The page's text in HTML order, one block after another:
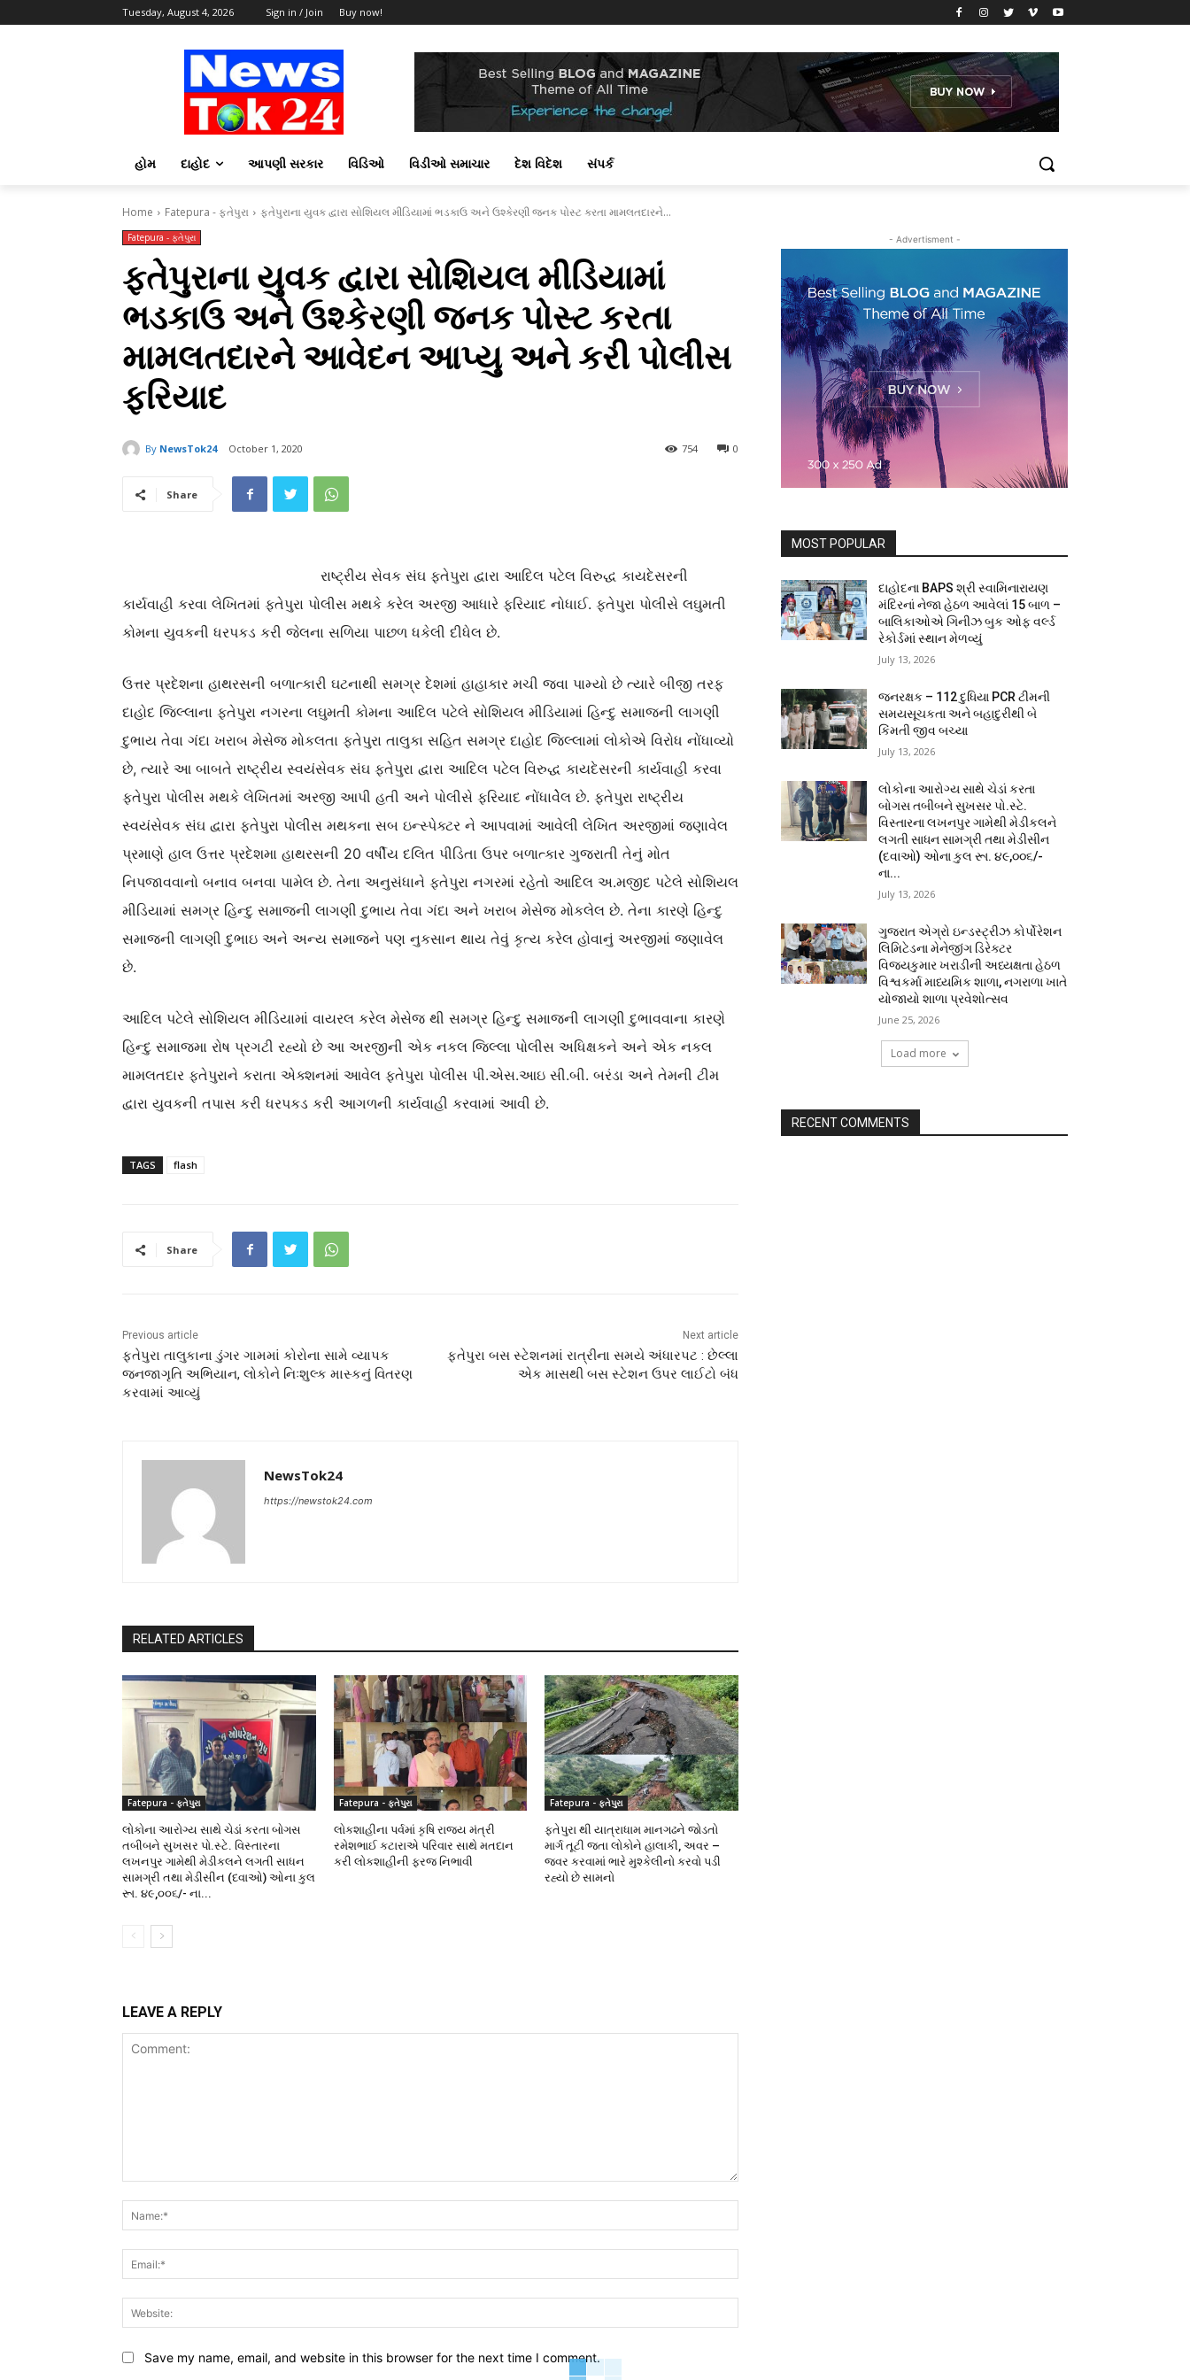
Tuesday, August 4, 2026 Sign in / Join Buy now!
હોમ દાહોદ આપણી સરકાર વિડિઓ વિડીઓ સમાચાર દેશ વિદેશ સંપર્ક
Home Fatepura - ફતેપુરા ફતેપુરાના યુવક દ્વારા સોશિયલ મીડિયામાં ભડકાઉ અને ઉશ્કેરણી જનક પોસ્ટ કરતા મામલતદારને...
Fatepura - ફતેપુરા
ફતેપુરાના યુવક દ્વારા સોશિયલ મીડિયામાં
ભડકાઉ અને ઉશ્કેરણી જનક પોસ્ટ કરતા
મામલતદારને આવેદન આપ્યુ અને કરી પોલીસ
ફરિયાદ
By NewsTok24 October 1, 2020 0
754
Share
રાષ્ટ્રીય સેવક સંઘ ફતેપુરા દ્વારા આદિલ પટેલ વિરુદ્ધ કાયદેસરની
કાર્યવાહી કરવા લેખિતમાં ફતેપુરા પોલીસ મથકે કરેલ અરજી આધારે ફરિયાદ નોધાઈ. ફતેપુરા પોલીસે લઘુમતી
કોમના યુવકની ધરપકડ કરી જેલના સળિયા પાછળ ધકેલી દીધેલ છે.
ઉત્તર પ્રદેશના હાથરસની બળાત્કારી ઘટનાથી સમગ્ર દેશમાં હાહાકાર મચી જવા પામ્યો છે ત્યારે બીજી તરફ
દાહોદ જિલ્લાના ફતેપુરા નગરના લઘુમતી કોમના આદિલ પટેલે સોશિયલ મીડિયામાં હિન્દુ સમાજની લાગણી
દુભાય તેવા ગંદા ખરાબ મેસેજ મોકલતા ફતેપુરા તાલુકા સહિત સમગ્ર દાહોદ જિલ્લામાં લોકોએ વિરોધ નોંધાવ્યો
છે, ત્યારે આ બાબતે રાષ્ટ્રીય સ્વયંસેવક સંઘ ફતેપુરા દ્વારા આદિલ પટેલ વિરુદ્ધ કાયદેસરની કાર્યવાહી કરવા
ફતેપુરા પોલીસ મથકે લેખિતમાં અરજી આપી હતી અને પોલીસે ફરિયાદ નોંધાવેેેલ છે. ફતેપુરા રાષ્ટ્રીય
સ્વયંસેવક સંઘ દ્વારા ફતેપુરા પોલીસ મથકના સબ ઇન્સ્પેક્ટર ને આપવામાં આવેલી લેખિત અરજીમાં જણાવેલ
પ્રમાણે હાલ ઉત્તર પ્રદેશમા હાથરસની 20 વર્ષીય દલિત પીડિતા ઉપર બળાત્કાર ગુજરાતી તેનું મોત
નિપજાવવાનો બનાવ બનવા પામેલ છે. તેના અનુસંધાને ફતેપુરા નગરમાં રહેતો આદિલ અ.મજીદ પટેલે સોશિયલ
મીડિયામાં સમગ્ર હિન્દુ સમાજની લાગણી દુભાય તેવા ગંદા અને ખરાબ મેસેજ મોકલેલ છે. તેના કારણે હિન્દુ
સમાજની લાગણી દુભાઇ અને અન્ય સમાજને પણ નુકસાન થાય તેવું કૃત્ય કરેલ હોવાનું અરજીમાં જણાવેલ
છે.
આદિલ પટેલે સોશિયલ મીડિયામાં વાયરલ કરેલ મેસેજ થી સમગ્ર હિન્દુ સમાજની લાગણી દુભાવવાના કારણે
હિન્દુ સમાજમા રોષ પ્રગટી રહ્યો છે આ અરજીની એક નકલ જિલ્લા પોલીસ અધિક્ષકને અને એક નકલ
મામલતદાર ફતેપુરાને કરાતા એક્શનમાં આવેલ ફતેપુરા પોલીસ પી.એસ.આઇ સી.બી. બરંડા અને તેમની ટીમ
દ્વારા યુવકની તપાસ કરી ધરપકડ કરી આગળની કાર્યવાહી કરવામાં આવી છે.
TAGS flash
Share
Previous article
ફતેપુરા તાલુકાના ડુંગર ગામમાં કોરોના સામે વ્યાપક
જનજાગૃતિ અભિયાન, લોકોને નિઃશુલ્ક માસ્કનું વિતરણ
કરવામાં આવ્યું
Next article
ફતેપુરા બસ સ્ટેશનમાં રાત્રીના સમયે અંધારપટ : છેલ્લા
એક માસથી બસ સ્ટેશન ઉપર લાઈટો બંધ
NewsTok24
https://newstok24.com
RELATED ARTICLES
Fatepura - ફતેપુરા
લોકોના આરોગ્ય સાથે ચેડાં કરતા બોગસ
તબીબને સુખસર પો.સ્ટે. વિસ્તારના
લખનપુર ગામેથી મેડીકલને લગતી સાધન
સામગ્રી તથા મેડીસીન (દવાઓ) ઓના કુલ
રૂા. ૪૯,૦૦૬/- ના...
Fatepura - ફતેપુરા
લોકશાહીના પર્વમાં કૃષિ રાજ્ય મંત્રી
રમેશભાઈ કટારાએ પરિવાર સાથે મતદાન
કરી લોકશાહીની ફરજ નિભાવી
Fatepura - ફતેપુરા
ફતેપુરા થી યાત્રાધામ માનગઢને જોડતો
માર્ગ તૂટી જતા લોકોને હાલાકી, અવર –
જવર કરવામાં ભારે મુશ્કેલીનો કરવો પડી
રહ્યો છે સામનો
LEAVE A REPLY
Save my name, email, and website in this browser for the next time I comment.
- Advertisment -
MOST POPULAR
દાહોદના BAPS શ્રી સ્વામિનારાયણ
મંદિરનાં નેજા હેઠળ આવેલાં 15 બાળ –
બાલિકાઓએ ગિનીઝ બુક ઓફ વર્લ્ડ
રેકોર્ડમાં સ્થાન મેળવ્યું
July 13, 2026
જનરક્ષક – 112 દુધિયા PCR ટીમની
સમયસૂચકતા અને બહાદુરીથી બે
કિંમતી જીવ બચ્યા
July 13, 2026
લોકોના આરોગ્ય સાથે ચેડાં કરતા
બોગસ તબીબને સુખસર પો.સ્ટે.
વિસ્તારના લખનપુર ગામેથી મેડીકલને
લગતી સાધન સામગ્રી તથા મેડીસીન
(દવાઓ) ઓના કુલ રૂા. ૪૯,૦૦૬/-
ના...
July 13, 2026
ગુજરાત એગ્રો ઇન્ડસ્ટ્રીઝ કોર્પોરેશન
લિમિટેડના મેનેજીંગ ડિરેક્ટર
વિજયકુમાર ખરાડીની અધ્યક્ષતા હેઠળ
વિશ્વકર્મા માધ્યમિક શાળા, નગરાળા ખાતે
યોજાયો શાળા પ્રવેશોત્સવ
June 25, 2026
Load more
RECENT COMMENTS